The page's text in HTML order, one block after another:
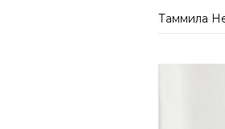
Таммила